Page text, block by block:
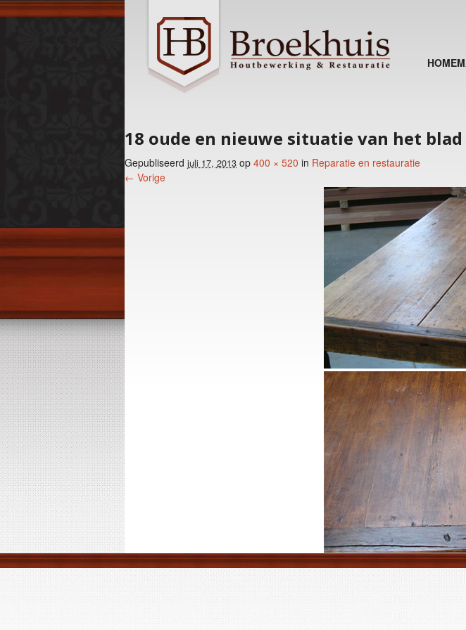
HOME
18 oude en nieuwe situatie van het blad
Gepubliseerd juli 17, 2013 op 400 × 520 in Reparatie en restauratie
Foto menu
← Vorige